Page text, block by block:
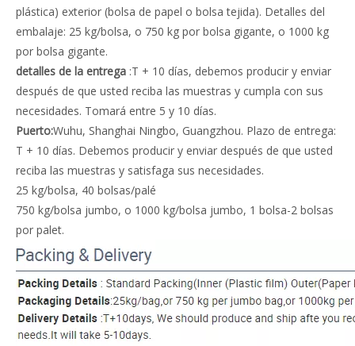
plástica) exterior (bolsa de papel o bolsa tejida). Detalles del
embalaje: 25 kg/bolsa, o 750 kg por bolsa gigante, o 1000 kg
por bolsa gigante.
detalles de la entrega :T + 10 días, debemos producir y enviar
después de que usted reciba las muestras y cumpla con sus
necesidades. Tomará entre 5 y 10 días.
Puerto:Wuhu, Shanghai Ningbo, Guangzhou. Plazo de entrega:
T + 10 días. Debemos producir y enviar después de que usted
reciba las muestras y satisfaga sus necesidades.
25 kg/bolsa, 40 bolsas/palé
750 kg/bolsa jumbo, o 1000 kg/bolsa jumbo, 1 bolsa-2 bolsas
por palet.